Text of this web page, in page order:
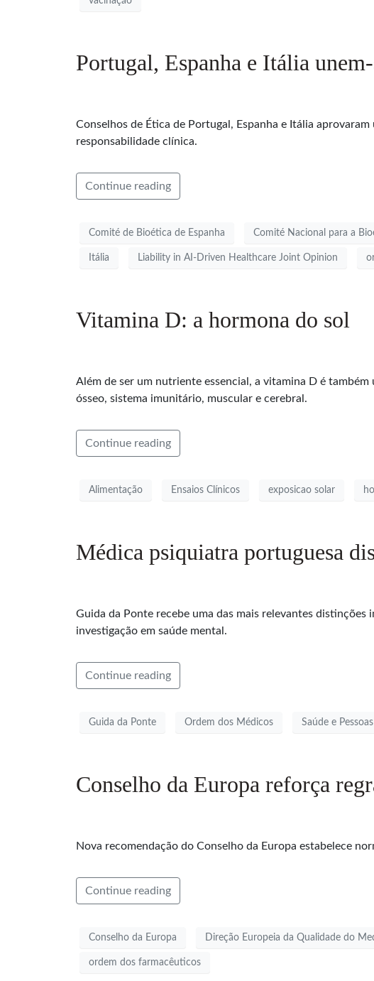
Portugal, Espanha e Itália
Conselhos de Ética de Portugal, Espanha e Itália
responsabilidade clínica.
Continue reading
Comité de Bioética de Espanha Comité Nacional para a
Itália Liability in AI-Driven Healthcare Joint Opinion
Vitamina D: a hormona do sol
Além de ser um nutriente essencial, a vitamina D é
ósseo, sistema imunitário, muscular e cerebral.
Continue reading
Alimentação Ensaios Clínicos exposicao solar
Médica psiquiatra portuguesa
Guida da Ponte recebe uma das mais relevantes
investigação em saúde mental.
Continue reading
Guida da Ponte Ordem dos Médicos Saúde e Pessoas
Conselho da Europa reforça
Nova recomendação do Conselho da Europa estabelece
Continue reading
Conselho da Europa Direção Europeia da Qualidade do
ordem dos farmacêuticos